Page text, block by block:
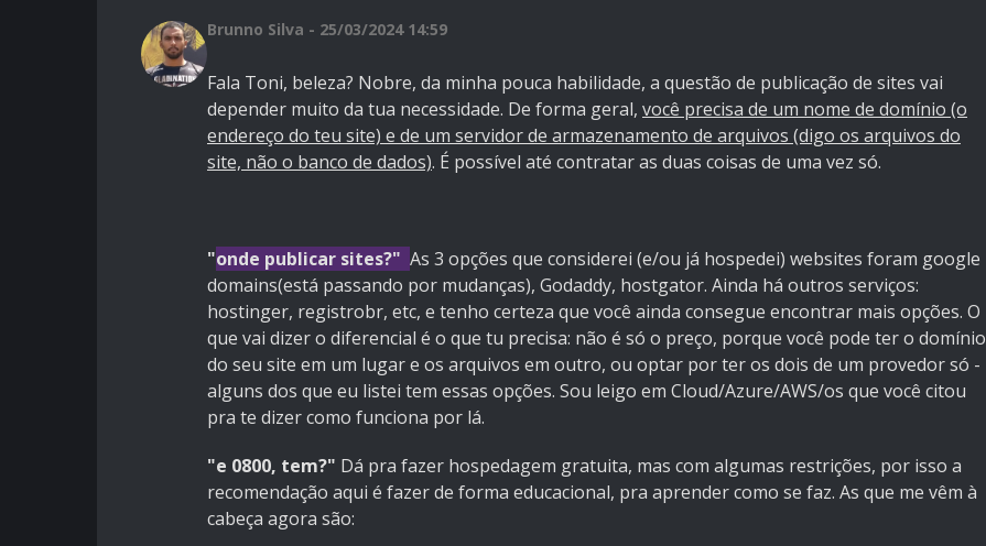
Brunno Silva - 25/03/2024 14:59
Fala Toni, beleza? Nobre, da minha pouca habilidade, a questão de publicação de sites vai
depender muito da tua necessidade. De forma geral, você precisa de um nome de domínio (o
endereço do teu site) e de um servidor de armazenamento de arquivos (digo os arquivos do
site, não o banco de dados). É possível até contratar as duas coisas de uma vez só.
"onde publicar sites?" As 3 opções que considerei (e/ou já hospedei) websites foram google
domains(está passando por mudanças), Godaddy, hostgator. Ainda há outros serviços:
hostinger, registrobr, etc, e tenho certeza que você ainda consegue encontrar mais opções. O
que vai dizer o diferencial é o que tu precisa: não é só o preço, porque você pode ter o domínio
do seu site em um lugar e os arquivos em outro, ou optar por ter os dois de um provedor só -
alguns dos que eu listei tem essas opções. Sou leigo em Cloud/Azure/AWS/os que você citou
pra te dizer como funciona por lá.
"e 0800, tem?" Dá pra fazer hospedagem gratuita, mas com algumas restrições, por isso a
recomendação aqui é fazer de forma educacional, pra aprender como se faz. As que me vêm à
cabeça agora são: